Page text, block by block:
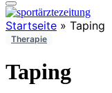
Startseite » Taping
Therapie
Taping